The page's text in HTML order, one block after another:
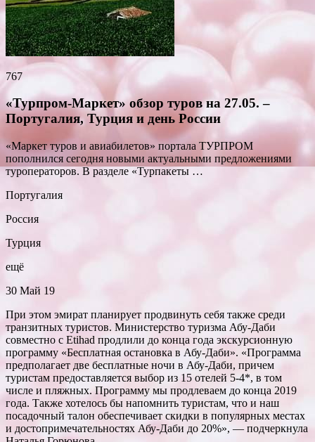
767
«Турпром-Маркет» обзор туров на 27.05. –
Португалия, Турция и день России
«Маркет туров и авиабилетов» портала ТУРПРОМ
пополнился сегодня новыми актуальными предложениями
туроператоров. В разделе «Турпакеты …
Португалия
Россия
Турция
ещё
30 Май 19
При этом эмират планирует продвинуть себя также среди
транзитных туристов. Министерство туризма Абу-Даби
совместно с Etihad продлили до конца года экскурсионную
программу «Бесплатная остановка в Абу-Даби». «Программа
предполагает две бесплатные ночи в Абу-Даби, причем
туристам предоставляется выбор из 15 отелей 5-4*, в том
числе и пляжных. Программу мы продлеваем до конца 2019
года. Также хотелось бы напомнить туристам, что и наш
посадочный талон обеспечивает скидки в популярных местах
и достопримечательностях Абу-Даби до 20%», — подчеркнула